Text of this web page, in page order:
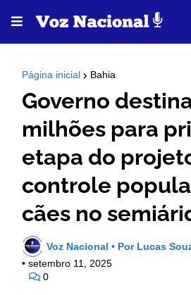
Página inicial Bahia
Governo
milhões para
etapa do
controle
cães no
Voz Nacional • Por Lucas
• setembro 11, 2025
0